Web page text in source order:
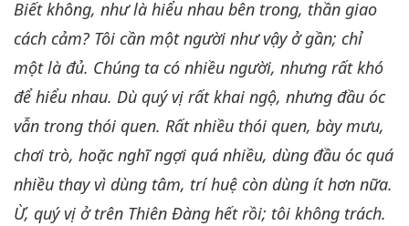
Giữa Thầy và Trò 2023-06-28 5073Lượt Xem
5
35:04
Thần Giao Cách Cảm Bên Trong
Với Minh Sư, Phần 5/7
Giữa Thầy và Trò 2023-06-29 5080 Lượt Xem
6
Thần Giao Cách Cảm Bên Trong
Với Minh Sư, Phần 6/7
Biết không, như là hiểu nhau bên trong, thần giao
cách cảm? Tôi cần một người như vậy ở gần; chỉ
một là đủ. Chúng ta có nhiều người, nhưng rất khó
để hiểu nhau. Dù quý vị rất khai ngộ, nhưng đầu óc
vẫn trong thói quen. Rất nhiều thói quen, bày mưu,
chơi trò, hoặc nghĩ ngợi quá nhiều, dùng đầu óc quá
nhiều thay vì dùng tâm, trí huệ còn dùng ít hơn nữa.
Ừ, quý vị ở trên Thiên Đàng hết rồi; tôi không trách.